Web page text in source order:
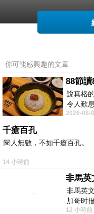
上一篇：
下一篇： 半夜碎想
你可能感興趣的文章
88節
說真格
令人歎
復...，
2026-08-
千瘡百孔
閱人無數，不如千瘡百孔。
14 小時前
非馬英
非馬英
加哥时
12 小時前